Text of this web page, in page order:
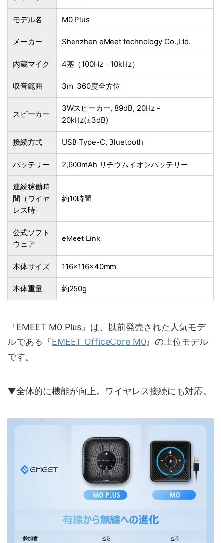
モデル名 M0 Plus
メーカー ‎‎Shenzhen eMeet technology Co.,Ltd.
内蔵マイク 4基（100Hz - 10kHz）
収音範囲 3m, 360度全方位
スピーカー
3Wスピーカー, 89dB, 20Hz -
20kHz(±3dB)
接続方式 USB Type-C, Bluetooth
バッテリー 2,600mAh リチウムイオンバッテリー
連続稼働時
間（ワイヤ
レス時）
約10時間
公式ソフト
ウェア
eMeet Link
本体サイズ 116×116×40mm
本体重量 約250g
『EMEET M0 Plus』は、以前発売された人気モデ
ルである『EMEET OfficeCore M0』の上位モデル
です。
▼全体的に機能が向上。ワイヤレス接続にも対応。